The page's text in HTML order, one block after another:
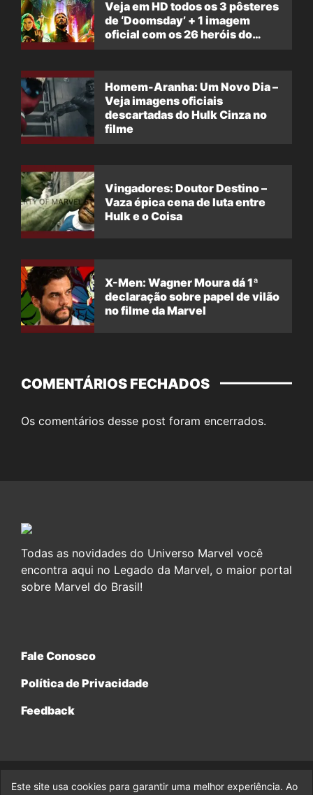
Veja em HD todos os 3 pôsteres
de ‘Doomsday’ + 1 imagem
oficial com os 26 heróis do
Homem-Aranha: Um Novo Dia –
Veja imagens oficiais
descartadas do Hulk Cinza no
filme
Vingadores: Doutor Destino –
Vaza épica cena de luta entre
Hulk e o Coisa
X-Men: Wagner Moura dá 1ª
declaração sobre papel de vilão
no filme da Marvel
COMENTÁRIOS FECHADOS
Os comentários desse post foram encerrados.
Todas as novidades do Universo Marvel você
encontra aqui no Legado da Marvel, o maior portal
sobre Marvel do Brasil!
Fale Conosco
Política de Privacidade
Feedback
© 2017-2026 Legado da Marvel, uma empresa da Legado
Este site usa cookies para garantir uma melhor experiência. Ao